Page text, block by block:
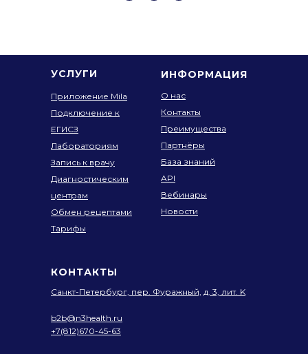
КОНТАКТЫ
Санкт-Петербург, пер. Фуражный, д. 3, лит. K
b2b@n3health.ru
+7(812)670-45-63
ИНФОРМАЦИЯ
О нас
Контакты
Преимущества
Партнёры
База знаний
API
Вебинары
Новости
УСЛУГИ
Приложение Mila
Подключение к
ЕГИСЗ
Лабораториям
Запись к врачу
Диагностическим
центрам
Обмен рецептами
Тарифы